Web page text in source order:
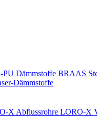
PU Dämmstoffe BRAAS
Dämmstoffe
X Abflussrohre LORO-X